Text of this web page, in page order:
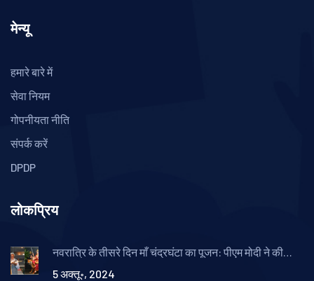
मेन्यू
हमारे बारे में
सेवा नियम
गोपनीयता नीति
संपर्क करें
DPDP
लोकप्रिय
नवरात्रि के तीसरे दिन माँ चंद्रघंटा का पूजन: पीएम मोदी ने की
5 अक्तू॰, 2024